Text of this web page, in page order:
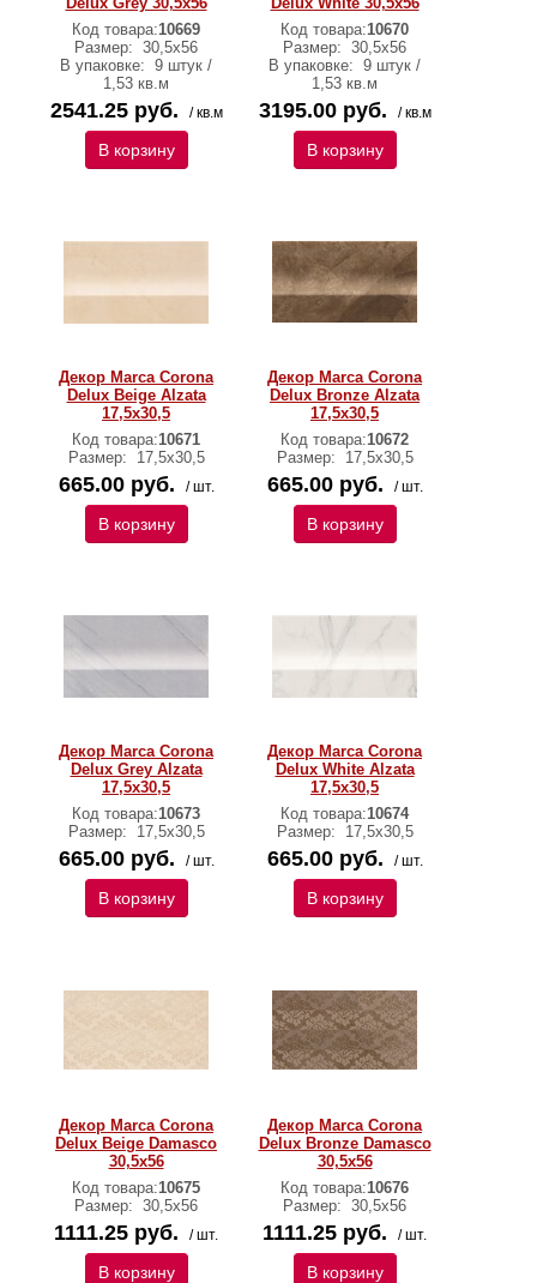
Код товара:10669
Размер: 30,5х56
В упаковке: 9 штук /
1,53 кв.м
2541.25 руб. / кв.м
В корзину
Код товара:10670
Размер: 30,5х56
В упаковке: 9 штук /
1,53 кв.м
3195.00 руб. / кв.м
В корзину
Декор Marca Corona
Delux Beige Alzata
17,5х30,5
Код товара:10671
Размер:
17,5х30,5
665.00 руб. / шт.
В корзину
Декор Marca Corona
Delux Bronze Alzata
17,5х30,5
Код товара:10672
Размер:
17,5х30,5
665.00 руб. / шт.
В корзину
Декор Marca Corona
Delux Grey Alzata
17,5х30,5
Код товара:10673
Размер:
17,5х30,5
665.00 руб. / шт.
В корзину
Декор Marca Corona
Delux White Alzata
17,5х30,5
Код товара:10674
Размер:
17,5х30,5
665.00 руб. / шт.
В корзину
Декор Marca Corona
Delux Beige Damasco
30,5х56
Код товара:10675
Размер: 30,5х56
1111.25 руб. / шт.
В корзину
Декор Marca Corona
Delux Bronze Damasco
30,5х56
Код товара:10676
Размер: 30,5х56
1111.25 руб. / шт.
В корзину